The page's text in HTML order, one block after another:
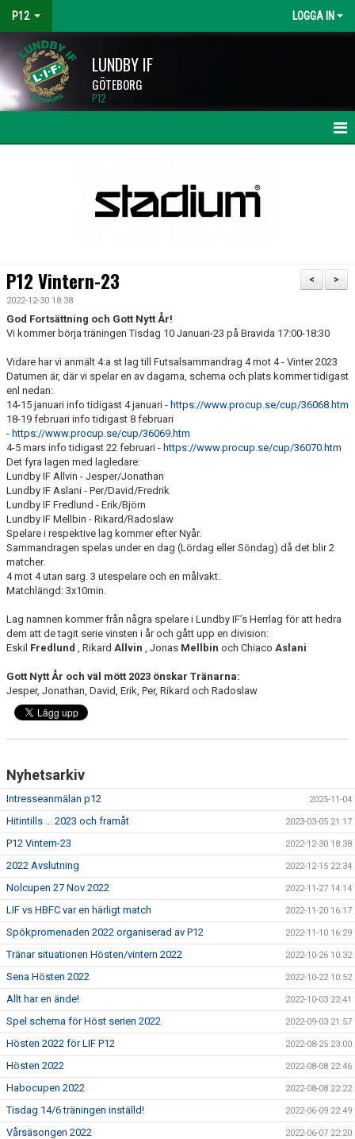
P12 LOGGA IN
LUNDBY IF
GÖTEBORG
P12
TRUPPEN
BILDGALLERI
DOKUMENT
KONTAKT
>
<
P12 Vintern-23
2022-12-30 18:38
God Fortsättning och Gott Nytt År!
Vi kommer börja träningen Tisdag 10 Januari-23 på Bravida 17:00-18:30
Vidare har vi anmält 4:a st lag till Futsalsammandrag 4 mot 4 - Vinter 2023
Datumen är, där vi spelar en av dagarna, schema och plats kommer tidigast
enl nedan:
14-15 januari info tidigast 4 januari - https://www.procup.se/cup/36068.htm
18-19 februari info tidigast 8 februari
- https://www.procup.se/cup/36069.htm
4-5 mars info tidigast 22 februari - https://www.procup.se/cup/36070.htm
Det fyra lagen med lagledare:
Lundby IF Allvin - Jesper/Jonathan
Lundby IF Aslani - Per/David/Fredrik
Lundby IF Fredlund - Erik/Björn
Lundby IF Mellbin - Rikard/Radoslaw
Spelare i respektive lag kommer efter Nyår.
Sammandragen spelas under en dag (Lördag eller Söndag) då det blir 2
matcher.
4 mot 4 utan sarg. 3 utespelare och en målvakt.
Matchlängd: 3x10min.
Lag namnen kommer från några spelare i Lundby IF’s Herrlag för att hedra
dem att de tagit serie vinsten i år och gått upp en division:
Eskil Fredlund , Rikard Allvin , Jonas Mellbin och Chiaco Aslani
Gott Nytt År och väl mött 2023 önskar Tränarna:
Jesper, Jonathan, David, Erik, Per, Rikard och Radoslaw
Nyhetsarkiv
Intresseanmälan p12 2025-11-04
Hitintills ... 2023 och framåt 2023-03-05 21:17
P12 Vintern-23 2022-12-30 18:38
2022 Avslutning 2022-12-15 22:34
Nolcupen 27 Nov 2022 2022-11-27 14:14
LIF vs HBFC var en härligt match 2022-11-20 16:17
Spökpromenaden 2022 organiserad av P12 2022-11-10 16:29
Tränar situationen Hösten/vintern 2022 2022-10-26 10:32
Sena Hösten 2022 2022-10-22 10:52
Allt har en ände! 2022-10-03 22:41
Spel schema för Höst serien 2022 2022-09-03 21:57
Hösten 2022 för LIF P12 2022-08-25 23:00
Hösten 2022 2022-08-08 22:46
Habocupen 2022 2022-08-08 22:22
Tisdag 14/6 träningen inställd! 2022-06-09 22:49
Vårsäsongen 2022 2022-06-07 22:20